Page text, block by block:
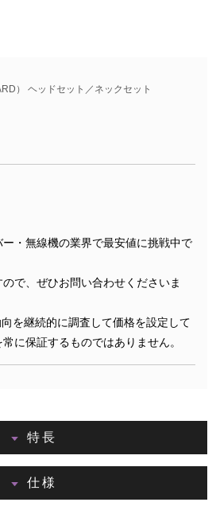
） ヘッドセット／ネックセット
・無線機の業界で最安値に挑戦中で
で、ぜひお問い合わせくださいま
を継続的に調査して価格を設定して
に保証するものではありません。
特長
仕様